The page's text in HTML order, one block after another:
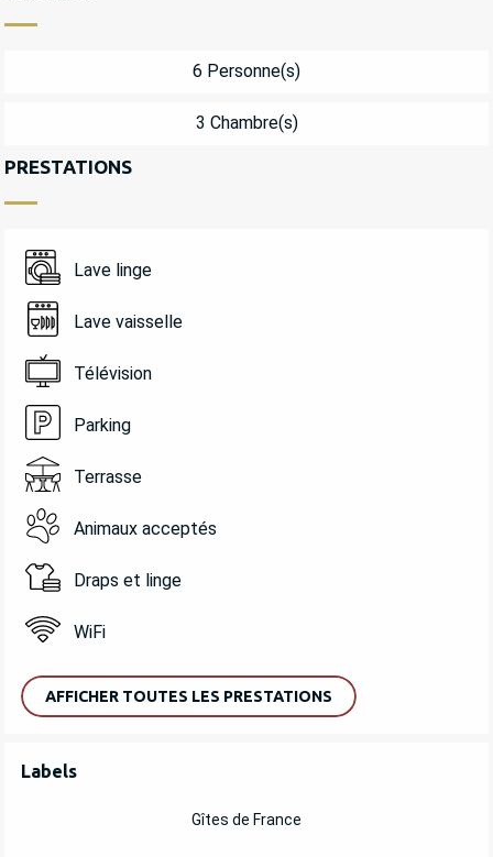
6 Personne(s)
3 Chambre(s)
PRESTATIONS
Lave linge
Lave vaisselle
Télévision
Parking
Terrasse
Animaux acceptés
Draps et linge
WiFi
AFFICHER TOUTES LES PRESTATIONS
OFFRES DE PRESTATIONS
Labels
Labels
Gîtes de France